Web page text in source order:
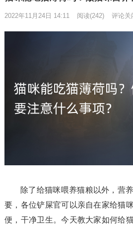
2022年11月24日 14:11 阅读(242) 评论关
除了给猫咪喂养猫粮以外，营
要，各位铲屎官可以亲自在家给猫
便，干净卫生。今天教大家如何给